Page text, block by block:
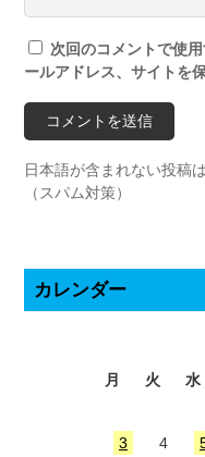
次回のコメントで使
ールアドレス、サイトを
日本語が含まれない投稿
（スパム対策）
カレンダー
月 火 水
3
4